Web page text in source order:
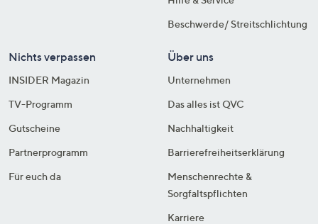
Beschwerde/ Streitschlichtung
Nichts verpassen
INSIDER Magazin
TV-Programm
Gutscheine
Partnerprogramm
Für euch da
Über uns
Unternehmen
Das alles ist QVC
Nachhaltigkeit
Barrierefreiheitserklärung
Menschenrechte &
Sorgfaltspflichten
Karriere